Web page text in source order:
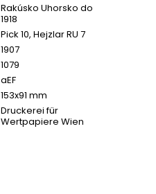
Rakúsko Uhorsko do
1918
Pick 10, Hejzlar RU 7
1907
1079
aEF
153x91 mm
Druckerei für
Wertpapiere Wien